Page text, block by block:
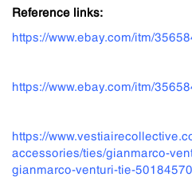
Reference links:
https://www.ebay.com/itm/
https://www.ebay.com/itm/
https://
accessories/ties/gianmarco-
gianmarco-venturi-tie-